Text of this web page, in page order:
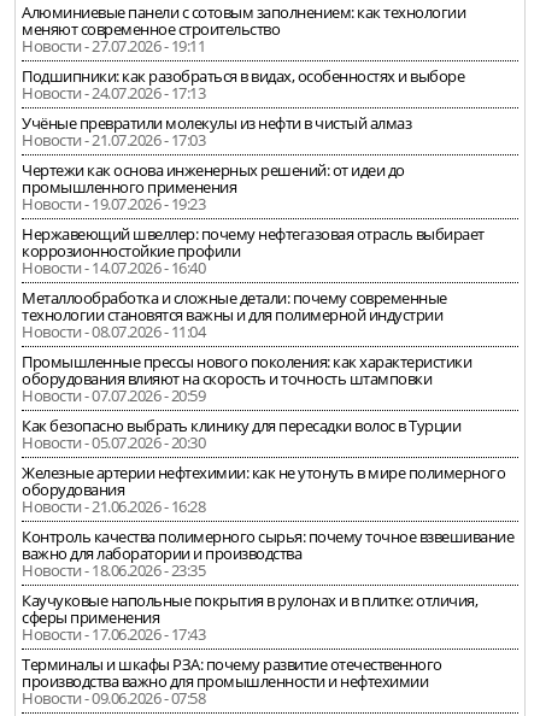
Алюминиевые панели с сотовым заполнением: как технологии
меняют современное строительство
Новости - 27.07.2026 - 19:11
Подшипники: как разобраться в видах, особенностях и выборе
Новости - 24.07.2026 - 17:13
Учёные превратили молекулы из нефти в чистый алмаз
Новости - 21.07.2026 - 17:03
Чертежи как основа инженерных решений: от идеи до
промышленного применения
Новости - 19.07.2026 - 19:23
Нержавеющий швеллер: почему нефтегазовая отрасль выбирает
коррозионностойкие профили
Новости - 14.07.2026 - 16:40
Металлообработка и сложные детали: почему современные
технологии становятся важны и для полимерной индустрии
Новости - 08.07.2026 - 11:04
Промышленные прессы нового поколения: как характеристики
оборудования влияют на скорость и точность штамповки
Новости - 07.07.2026 - 20:59
Как безопасно выбрать клинику для пересадки волос в Турции
Новости - 05.07.2026 - 20:30
Железные артерии нефтехимии: как не утонуть в мире полимерного
оборудования
Новости - 21.06.2026 - 16:28
Контроль качества полимерного сырья: почему точное взвешивание
важно для лаборатории и производства
Новости - 18.06.2026 - 23:35
Каучуковые напольные покрытия в рулонах и в плитке: отличия,
сферы применения
Новости - 17.06.2026 - 17:43
Терминалы и шкафы РЗА: почему развитие отечественного
производства важно для промышленности и нефтехимии
Новости - 09.06.2026 - 07:58